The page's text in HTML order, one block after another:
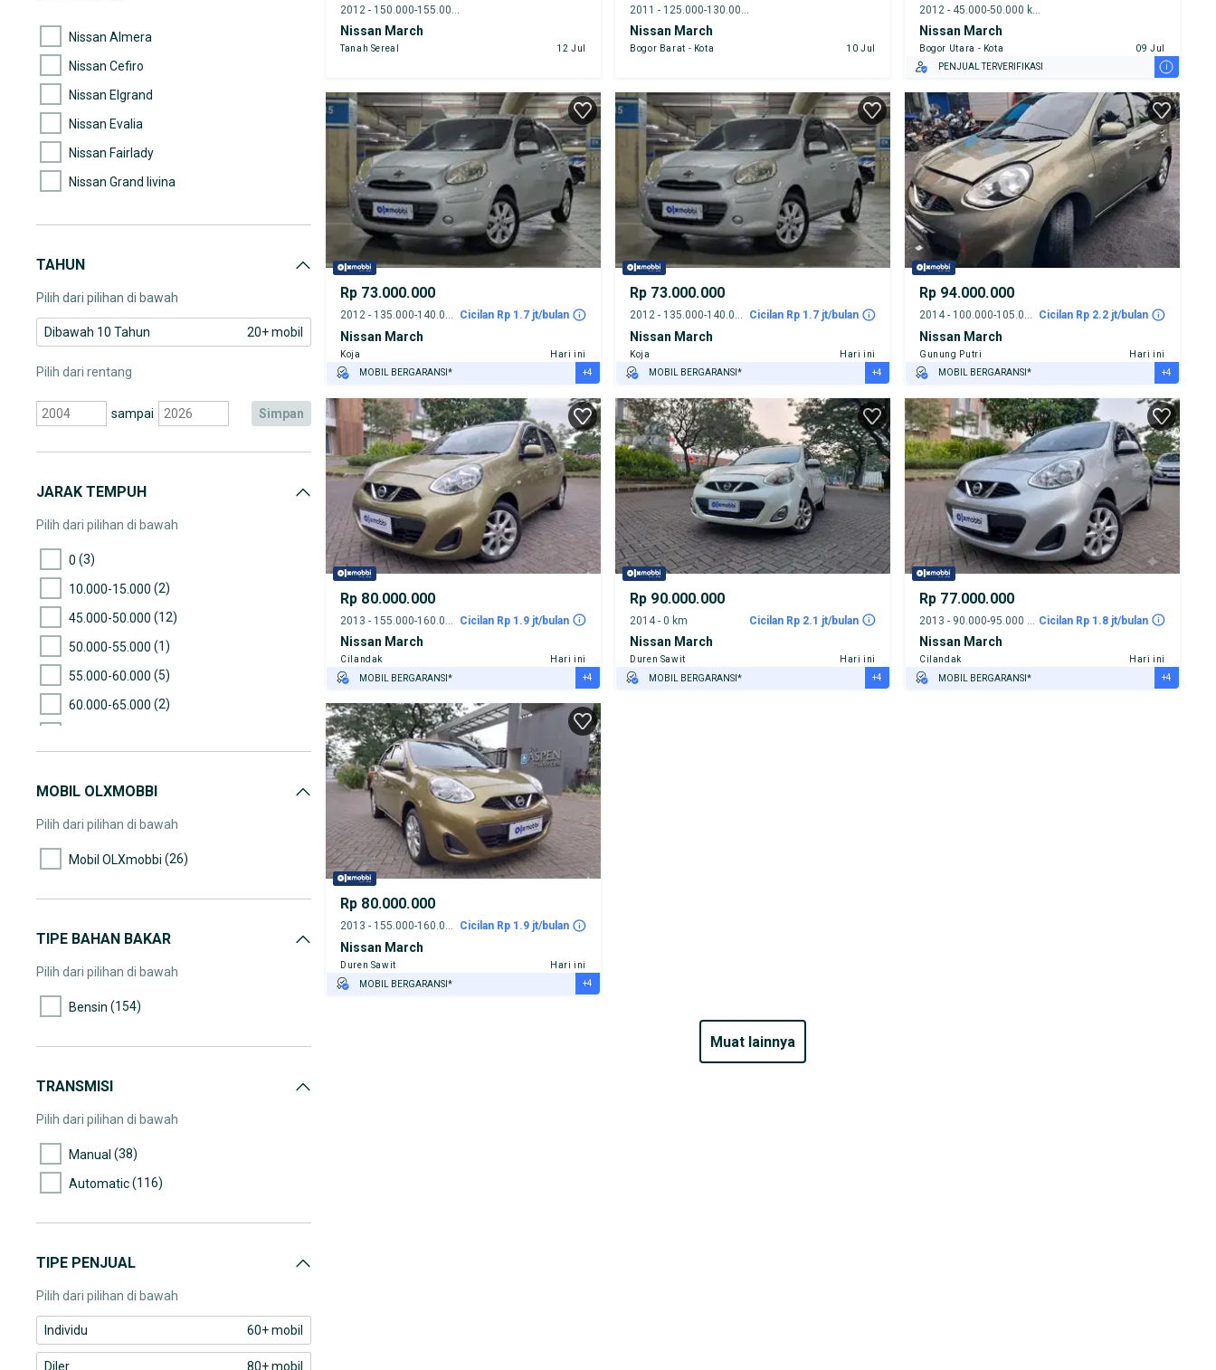
Nissan Almera
Nissan Cefiro
Nissan Elgrand
Nissan Evalia
Nissan Fairlady
Nissan Grand livina
Nissan Kicks
TAHUN
Pilih dari pilihan di bawah
Dibawah 10 Tahun 20+ mobil
Pilih dari rentang
sampai simpan
JARAK TEMPUH
Pilih dari pilihan di bawah
0 (3)
10.000-15.000 (2)
45.000-50.000 (12)
50.000-55.000 (1)
55.000-60.000 (5)
60.000-65.000 (2)
75.000-80.000
80.000-85.000(7)
100.000-105.000(12)
105.000-110.000 (2)
(9)
125.000-130.000
150.000-155.000(6)
155.000-160.000
170.000-175.000
>300.000(1)
MOBIL OLXMOBBI
Pilih dari pilihan di bawah
Mobil OLXmobbi (26)
TIPE BAHAN BAKAR
Pilih dari pilihan di bawah
Bensin (154)
TRANSMISI
Pilih dari pilihan di bawah
Manual (38)
Automatic(116)
TIPE PENJUAL
Pilih dari pilihan di bawah
Individu 60+ mobil
Diler 80+ mobil
2012 - 150.000-155.000 km
Nissan March
Tanah Sereal 12 Jul
2011 - 125.000-130.000 km
Nissan March
Bogor Barat - Kota 10 Jul
2012 - 45.000-50.000 km
Nissan March
Bogor Utara - Kota
09 Jul
PENJUAL TERVERIFIKASI
i
Rp 73.000.000
2012 - 135.000-140.000 km Cicilan Rp 1.7 jt/bulan
Nissan March
Koja
Hari ini
MOBIL BERGARANSI*
TEST DRIVE DARI RUMAH
GRATIS BIAYA JASA PERAWATAN*
PENJUAL TERVERIFIKASI
+4
Rp 73.000.000
2012 - 135.000-140.000 km Cicilan Rp 1.7 jt/bulan
Nissan March
Koja
Hari ini
MOBIL BERGARANSI*
TEST DRIVE DARI RUMAH
GRATIS BIAYA JASA PERAWATAN*
PENJUAL TERVERIFIKASI
+4
Rp 94.000.000
2014 - 100.000-105.000 km Cicilan Rp 2.2 jt/bulan
Nissan March
Gunung Putri
Hari ini
MOBIL BERGARANSI*
TEST DRIVE DARI RUMAH
GRATIS BIAYA JASA PERAWATAN*
PENJUAL TERVERIFIKASI
+4
Rp 80.000.000
Cicilan Rp 1.9 jt/bulan
Nissan March
Cilandak
Hari ini
MOBIL BERGARANSI*
TEST DRIVE DARI RUMAH
GRATIS BIAYA JASA PERAWATAN*
PENJUAL TERVERIFIKASI
+4
Rp 90.000.000
2014 - 0 km Cicilan Rp 2.1 jt/bulan
Nissan March
Duren Sawit
Hari ini
MOBIL BERGARANSI*
+4
Rp 77.000.000
Cicilan Rp 1.8 jt/bulan
Nissan March
Cilandak
Hari ini
MOBIL BERGARANSI*
+4
Rp 80.000.000
2013 - 155.000-160.000 km Cicilan Rp 1.9 jt/bulan
Nissan March
Duren Sawit
Hari ini
MOBIL BERGARANSI*
+4
muat lainnya